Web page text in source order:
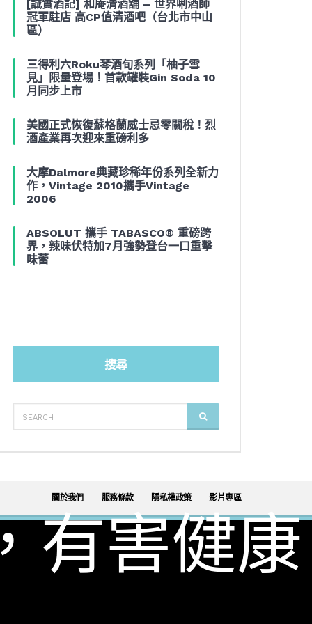
[誠實酒記] 和庵清酒舖 – 世界唎酒師
冠軍駐店 高CP值清酒吧（台北市中山
區）
三得利六Roku琴酒旬系列「柚子雪
見」限量登場！首款罐裝Gin Soda 10
月同步上市
美國正式恢復蘇格蘭威士忌零關稅！烈
酒產業再次迎來重磅利多
大摩Dalmore典藏珍稀年份系列全新力
作，Vintage 2010攜手Vintage
2006
ABSOLUT 攜手 TABASCO® 重磅跨
界，辣味伏特加7月強勢登台一口重擊
味蕾
搜尋
SEARCH
FOR:
SEARCH
關於我們 服務條款 隱私權政策 影片專區
威士忌 葡萄酒 日本酒 啤酒
有害健康